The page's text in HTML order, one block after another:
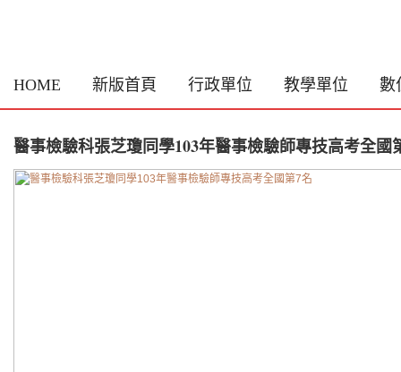
HOME 新版首頁 行政單位 教學單位 數
醫事檢驗科張芝瓊同學103年醫事檢驗師專技高考全國